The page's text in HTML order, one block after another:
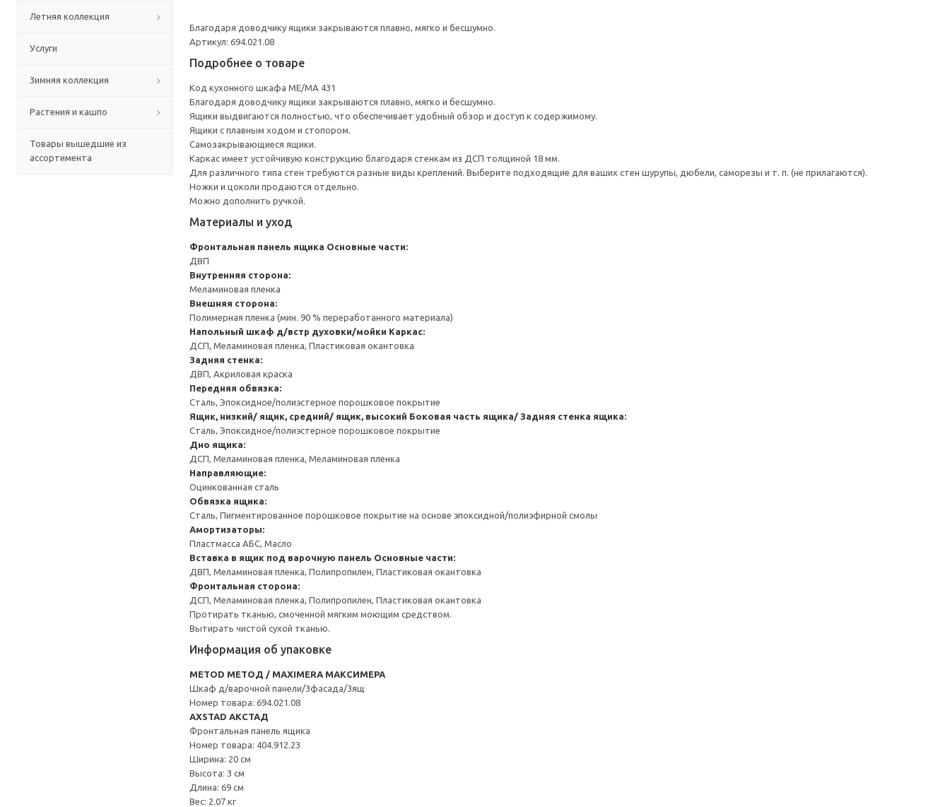
Летняя коллекция
Услуги
Зимняя коллекция
Растения и кашпо
Товары вышедшие из
ассортимента
Благодаря доводчику ящики закрываются плавно, мягко и бесшумно.
Артикул: 694.021.08
Подробнее о товаре
Код кухонного шкафа ME/MA 431
Благодаря доводчику ящики закрываются плавно, мягко и бесшумно.
Ящики выдвигаются полностью, что обеспечивает удобный обзор и доступ к содержимому.
Ящики с плавным ходом и стопором.
Самозакрывающиеся ящики.
Каркас имеет устойчивую конструкцию благодаря стенкам из ДСП толщиной 18 мм.
Для различного типа стен требуются разные виды креплений. Выберите подходящие для ваших стен шурупы, дюбели, саморезы и т. п. (не прилагаются).
Ножки и цоколи продаются отдельно.
Можно дополнить ручкой.
Материалы и уход
Фронтальная панель ящика Основные части:
ДВП
Внутренняя сторона:
Меламиновая пленка
Внешняя сторона:
Полимерная пленка (мин. 90 % переработанного материала)
Напольный шкаф д/встр духовки/мойки Каркас:
ДСП, Меламиновая пленка, Пластиковая окантовка
Задняя стенка:
ДВП, Акриловая краска
Передняя обвязка:
Сталь, Эпоксидное/полиэстерное порошковое покрытие
Ящик, низкий/ ящик, средний/ ящик, высокий Боковая часть ящика/ Задняя стенка ящика:
Сталь, Эпоксидное/полиэстерное порошковое покрытие
Дно ящика:
ДСП, Меламиновая пленка, Меламиновая пленка
Направляющие:
Оцинкованная сталь
Обвязка ящика:
Сталь, Пигментированное порошковое покрытие на основе эпоксидной/полиэфирной смолы
Амортизаторы:
Пластмасса АБС, Масло
Вставка в ящик под варочную панель Основные части:
ДВП, Меламиновая пленка, Полипропилен, Пластиковая окантовка
Фронтальная сторона:
ДСП, Меламиновая пленка, Полипропилен, Пластиковая окантовка
Протирать тканью, смоченной мягким моющим средством.
Вытирать чистой сухой тканью.
Информация об упаковке
METOD МЕТОД / MAXIMERA МАКСИМЕРА
Шкаф д/варочной панели/3фасада/3ящ
Номер товара: 694.021.08
AXSTAD АКСТАД
Фронтальная панель ящика
Номер товара: 404.912.23
Ширина: 20 см
Высота: 3 см
Длина: 69 см
Вес: 2.07 кг